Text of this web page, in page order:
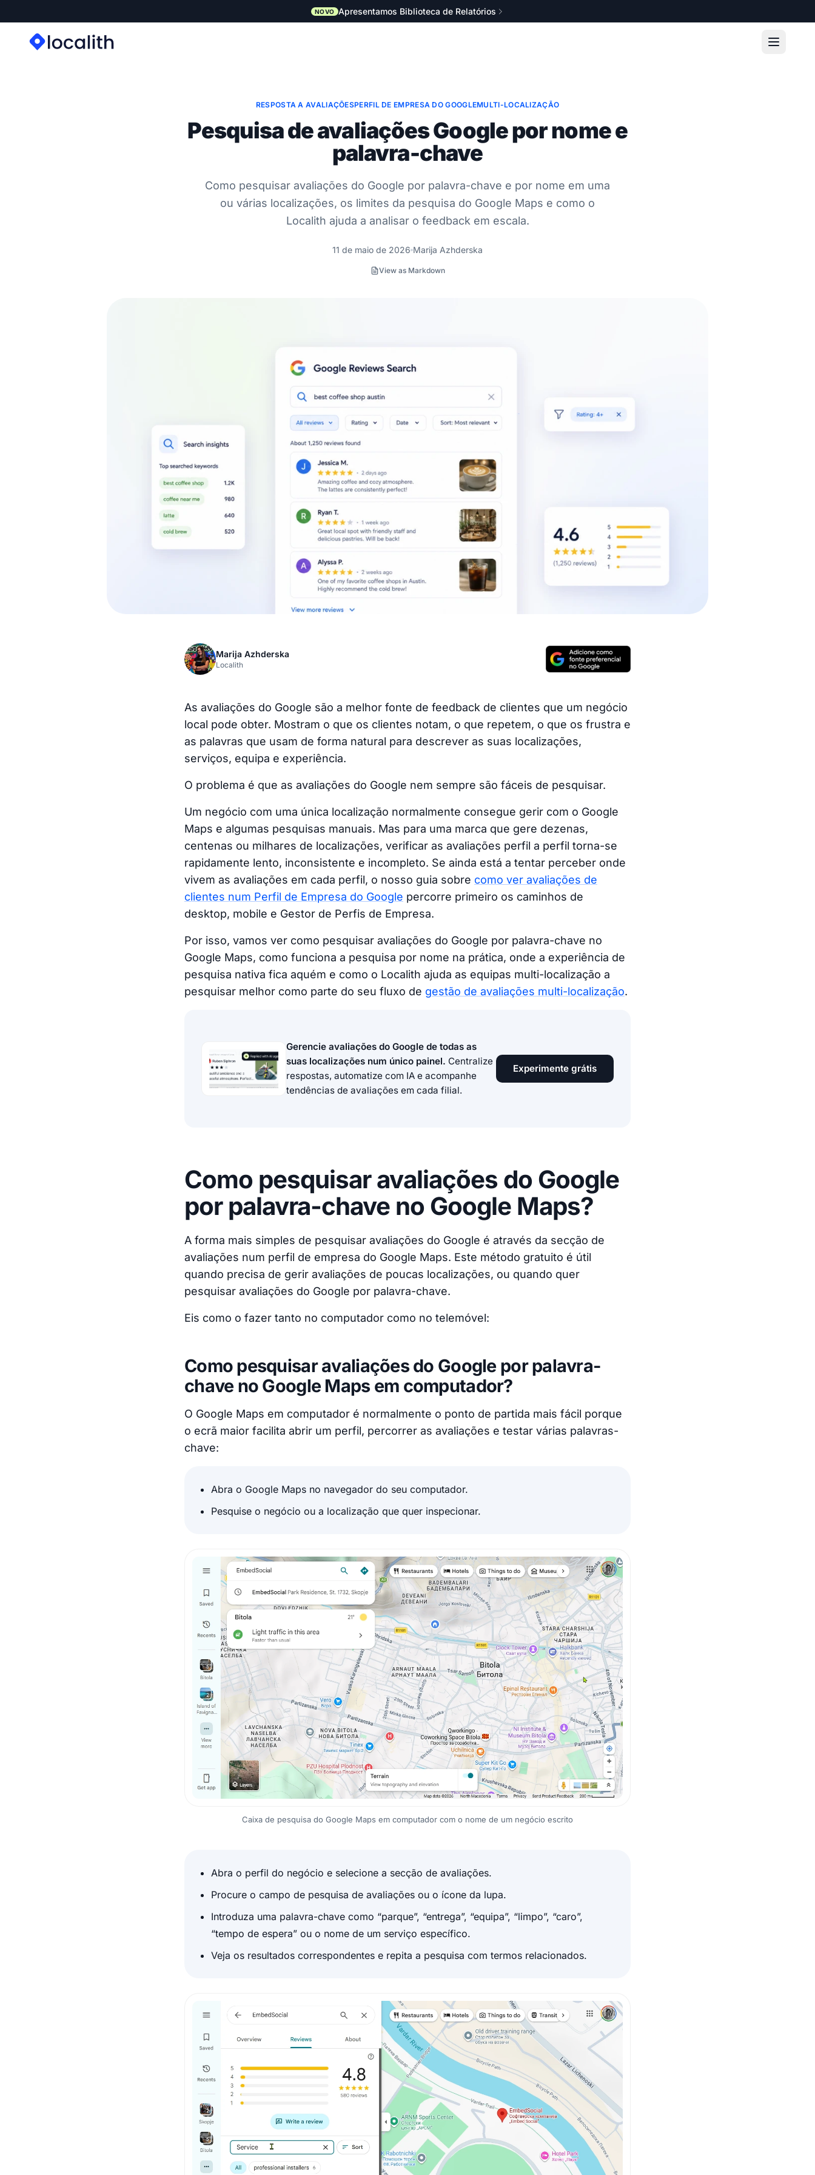
NOVO Apresentamos Biblioteca de Relatórios
RESPOSTA A AVALIAÇÕESPERFIL DE EMPRESA DO GOOGLEMULTI-LOCALIZAÇÃO
Pesquisa de avaliações Google por nome e
palavra-chave
Como pesquisar avaliações do Google por palavra-chave e por nome em uma
ou várias localizações, os limites da pesquisa do Google Maps e como o
Localith ajuda a analisar o feedback em escala.
11 de maio de 2026 Marija Azhderska
View as Markdown
Marija Azhderska
Localith
As avaliações do Google são a melhor fonte de feedback de clientes que um negócio
local pode obter. Mostram o que os clientes notam, o que repetem, o que os frustra e
as palavras que usam de forma natural para descrever as suas localizações,
serviços, equipa e experiência.
O problema é que as avaliações do Google nem sempre são fáceis de pesquisar.
Um negócio com uma única localização normalmente consegue gerir com o Google
Maps e algumas pesquisas manuais. Mas para uma marca que gere dezenas,
centenas ou milhares de localizações, verificar as avaliações perfil a perfil torna-se
rapidamente lento, inconsistente e incompleto. Se ainda está a tentar perceber onde
vivem as avaliações em cada perfil, o nosso guia sobre como ver avaliações de
clientes num Perfil de Empresa do Google percorre primeiro os caminhos de
desktop, mobile e Gestor de Perfis de Empresa.
Por isso, vamos ver como pesquisar avaliações do Google por palavra-chave no
Google Maps, como funciona a pesquisa por nome na prática, onde a experiência de
pesquisa nativa fica aquém e como o Localith ajuda as equipas multi-localização a
pesquisar melhor como parte do seu fluxo de gestão de avaliações multi-localização.
Gerencie avaliações do Google de todas as
suas localizações num único painel. Centralize
respostas, automatize com IA e acompanhe
tendências de avaliações em cada filial.
Experimente grátis
Como pesquisar avaliações do Google
por palavra-chave no Google Maps?
A forma mais simples de pesquisar avaliações do Google é através da secção de
avaliações num perfil de empresa do Google Maps. Este método gratuito é útil
quando precisa de gerir avaliações de poucas localizações, ou quando quer
pesquisar avaliações do Google por palavra-chave.
Eis como o fazer tanto no computador como no telemóvel:
Como pesquisar avaliações do Google por palavra-
chave no Google Maps em computador?
O Google Maps em computador é normalmente o ponto de partida mais fácil porque
o ecrã maior facilita abrir um perfil, percorrer as avaliações e testar várias palavras-
chave:
Abra o Google Maps no navegador do seu computador.
Pesquise o negócio ou a localização que quer inspecionar.
Caixa de pesquisa do Google Maps em computador com o nome de um negócio escrito
Abra o perfil do negócio e selecione a secção de avaliações.
Procure o campo de pesquisa de avaliações ou o ícone da lupa.
Introduza uma palavra-chave como “parque”, “entrega”, “equipa”, “limpo”, “caro”,
“tempo de espera” ou o nome de um serviço específico.
Veja os resultados correspondentes e repita a pesquisa com termos relacionados.